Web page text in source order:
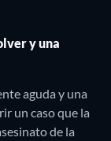
y una
aguda y una
un caso que la
de la